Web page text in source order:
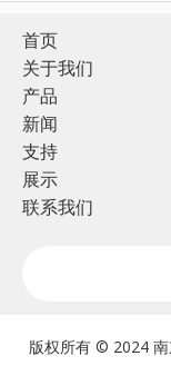
首页
关于我们
产品
新闻
支持
展示
联系我们
版权所有 © 2024